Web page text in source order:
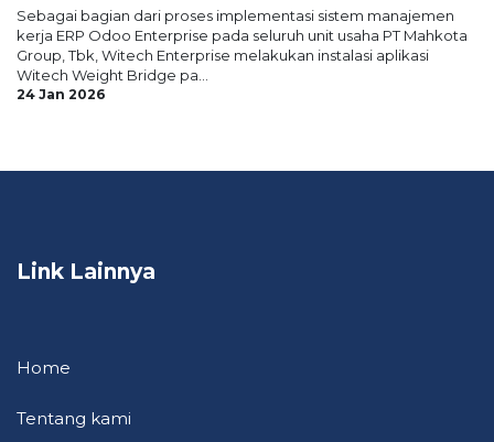
Sebagai bagian dari proses implementasi sistem manajemen
kerja ERP Odoo Enterprise pada seluruh unit usaha PT Mahkota
Group, Tbk, Witech Enterprise melakukan instalasi aplikasi
Witech Weight Bridge pa...
24 Jan 2026
Link Lainnya
Home
Tentang kami